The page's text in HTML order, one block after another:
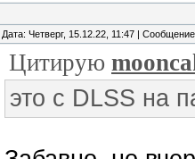
Дата: Четверг, 15.12.22, 11:47 |
Цитирую
это с DLSS на